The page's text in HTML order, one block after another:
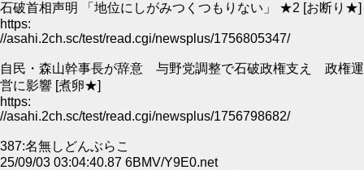
石破首相声明 「地位にしがみつくつもりない」 ★2 [お断り★]
https:
//asahi.2ch.sc/test/read.cgi/newsplus/1756805347/
自民・森山幹事長が辞意 与野党調整で石破政権支え 政権運
営に影響 [煮卵★]
https:
//asahi.2ch.sc/test/read.cgi/newsplus/1756798682/
387:名無しどんぶらこ
25/09/03 03:04:40.87 6BMV/Y9E0.net